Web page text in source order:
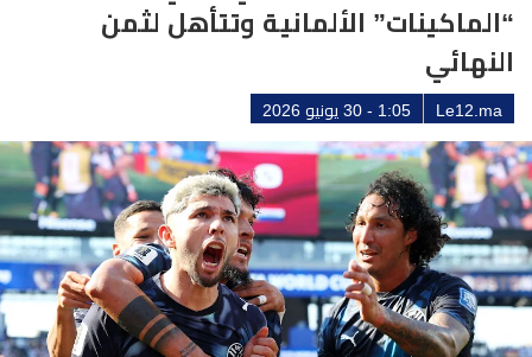
“الماكينات” الألمانية وتتأهل لثمن
النهائي
Le12.ma 1:05 - 30 يونيو 2026